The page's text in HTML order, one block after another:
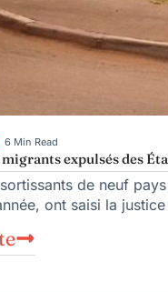
6 Min Read
migrants expulsés des
de neuf
ont saisi la